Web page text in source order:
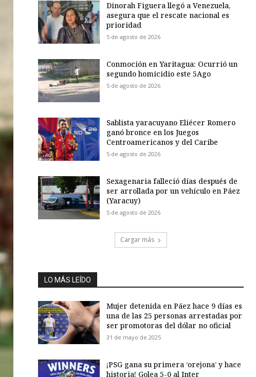
Dinorah Figuera llegó a Venezuela,
asegura que el rescate nacional es
prioridad
5 de agosto de 2026
Conmoción en Yaritagua: Ocurrió un
segundo homicidio este 5Ago
5 de agosto de 2026
Sablista yaracuyano Eliécer Romero
ganó bronce en los Juegos
Centroamericanos y del Caribe
5 de agosto de 2026
Sexagenaria falleció días después de
ser arrollada por un vehículo en Páez
(Yaracuy)
5 de agosto de 2026
Cargar más
LO MÁS LEÍDO
Mujer detenida en Páez hace 9 días es
una de las 25 personas arrestadas por
ser promotoras del dólar no oficial
31 de mayo de 2025
¡PSG gana su primera ‘orejona’ y hace
historia! Golea 5-0 al Inter